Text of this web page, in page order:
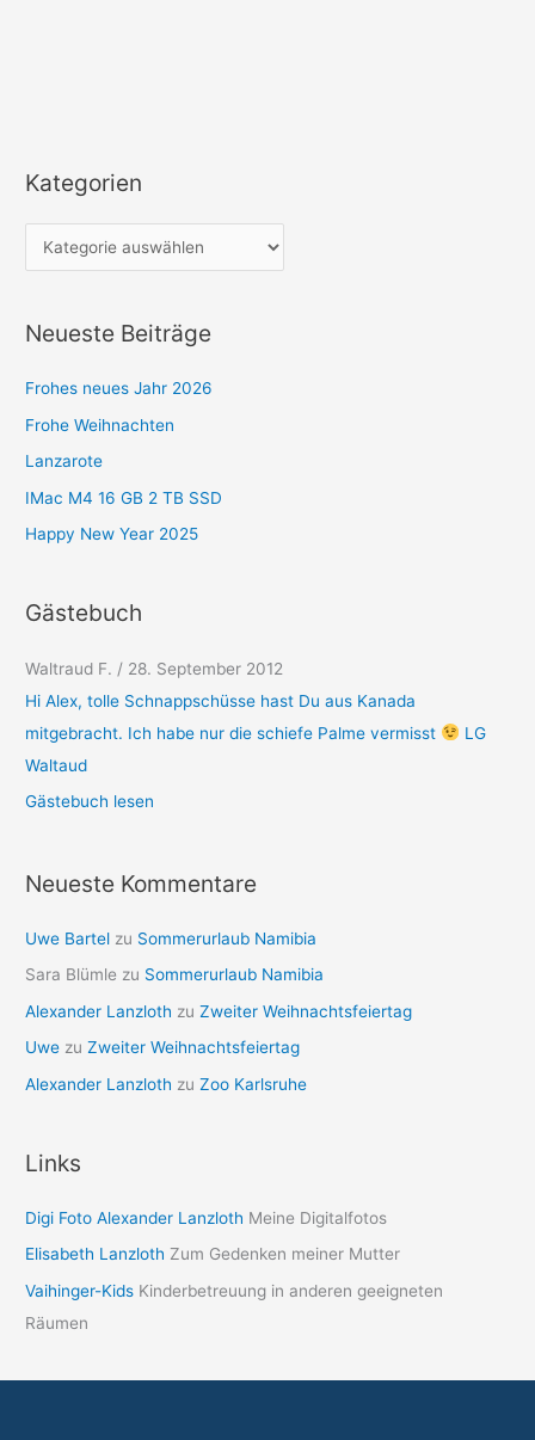
Kategorien
K
e
o
n
Neueste Beiträge
Frohes neues Jahr 2026
Frohe Weihnachten
Lanzarote
IMac M4 16 GB 2 TB SSD
Happy New Year 2025
Gästebuch
Waltraud F. / 28. September 2012
Hi Alex, tolle Schnappschüsse hast Du aus Kanada
mitgebracht. Ich habe nur die schiefe Palme vermisst
LG
Waltaud
Gästebuch lesen
Neueste Kommentare
Uwe Bartel zu Sommerurlaub Namibia
Sara Blümle zu Sommerurlaub Namibia
Alexander Lanzloth zuZweiter Weihnachtsfeiertag
Uwe zuZweiter Weihnachtsfeiertag
Alexander Lanzloth zuZoo Karlsruhe
Links
Digi Foto Alexander Lanzloth Meine Digitalfotos
Elisabeth Lanzloth Zum Gedenken meiner Mutter
Vaihinger-Kids Kinderbetreuung in anderen geeigneten
Räumen